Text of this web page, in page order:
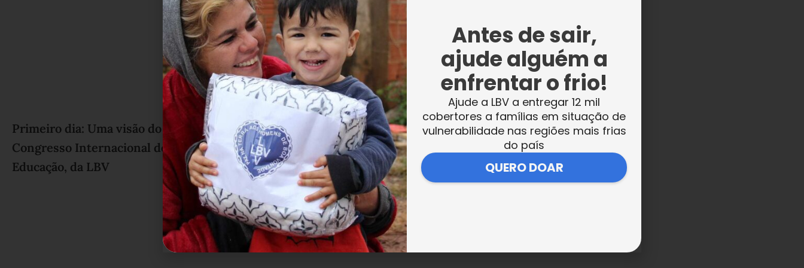
Primeiro dia: Uma visão do 14º
Congresso Internacional de
Educação, da LBV
VER MAIS NOTÍCIAS
Antes de sair,
ajude alguém a
enfrentar o frio!
Ajude a LBV a entregar 12 mil
cobertores a famílias em situação de
vulnerabilidade nas regiões mais frias
do país
QUERO DOAR